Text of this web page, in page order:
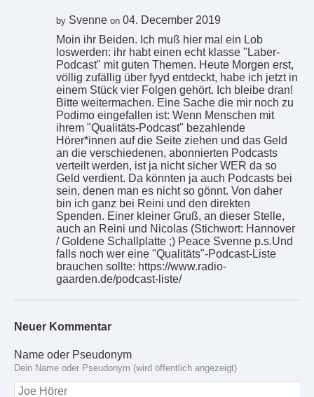
by Svenne on 04. December 2019
Moin ihr Beiden. Ich muß hier mal ein Lob
loswerden: ihr habt einen echt klasse "Laber-
Podcast" mit guten Themen. Heute Morgen erst,
völlig zufällig über fyyd entdeckt, habe ich jetzt in
einem Stück vier Folgen gehört. Ich bleibe dran!
Bitte weitermachen. Eine Sache die mir noch zu
Podimo eingefallen ist: Wenn Menschen mit
ihrem "Qualitäts-Podcast" bezahlende
Hörer*innen auf die Seite ziehen und das Geld
an die verschiedenen, abonnierten Podcasts
verteilt werden, ist ja nicht sicher WER da so
Geld verdient. Da könnten ja auch Podcasts bei
sein, denen man es nicht so gönnt. Von daher
bin ich ganz bei Reini und den direkten
Spenden. Einer kleiner Gruß, an dieser Stelle,
auch an Reini und Nicolas (Stichwort: Hannover
/ Goldene Schallplatte ;) Peace Svenne p.s.Und
falls noch wer eine "Qualitäts"-Podcast-Liste
brauchen sollte: https://www.radio-
gaarden.de/podcast-liste/
Neuer Kommentar
Name oder Pseudonym
Dein Name oder Pseudonym (wird öffentlich angezeigt)